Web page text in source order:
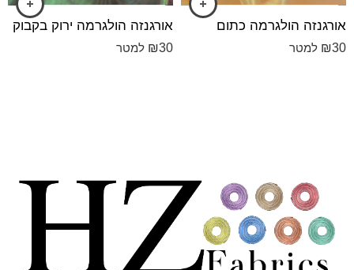
אורגנזה הולגרמה כתום
₪30 למטר
אורגנזה הולגרמה ירוק בקבוק
₪30 למטר